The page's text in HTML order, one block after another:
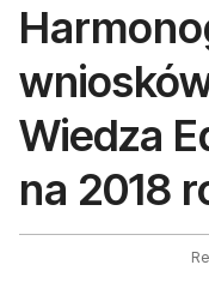
Wiedza
na 2018